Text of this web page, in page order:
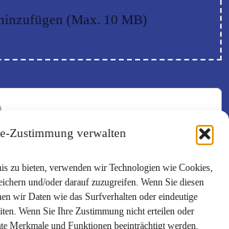
Zustimmung verwalten
zu bieten, verwenden wir Technologien wie Cookies,
und/oder darauf zuzugreifen. Wenn Sie diesen
wir Daten wie das Surfverhalten oder eindeutige
Wenn Sie Ihre Zustimmung nicht erteilen oder
Merkmale und Funktionen beeinträchtigt werden.
(Max. 10 MB)